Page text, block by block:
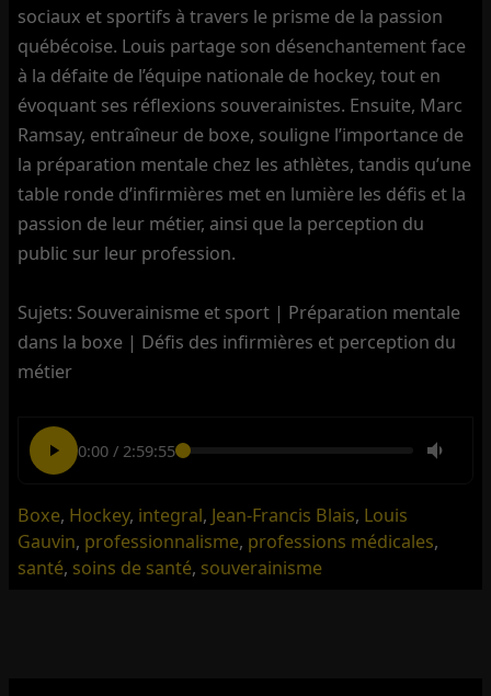
sociaux et sportifs à travers le prisme de la passion
québécoise. Louis partage son désenchantement face
à la défaite de l’équipe nationale de hockey, tout en
évoquant ses réflexions souverainistes. Ensuite, Marc
Ramsay, entraîneur de boxe, souligne l’importance de
la préparation mentale chez les athlètes, tandis qu’une
table ronde d’infirmières met en lumière les défis et la
passion de leur métier, ainsi que la perception du
public sur leur profession.
Sujets: Souverainisme et sport | Préparation mentale
dans la boxe | Défis des infirmières et perception du
métier
0:00/ 2:59:55
Boxe, Hockey, integral, Jean-Francis Blais, Louis
Gauvin, professionnalisme, professions médicales,
santé, soins de santé, souverainisme